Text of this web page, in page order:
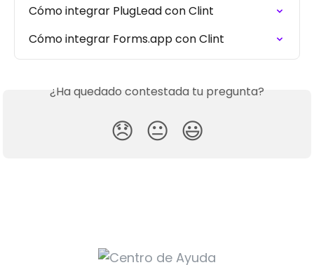
Cómo integrar PlugLead con Clint
Cómo integrar Forms.app con Clint
¿Ha quedado contestada tu pregunta?
😞 😐 😃